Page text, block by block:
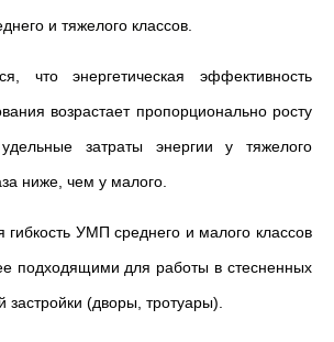
и тяжелого классов.
что энергетическая эффективность
возрастает пропорционально росту
затраты энергии у тяжелого
ниже, чем у малого.
гибкость УМП среднего и малого классов
подходящими для работы в стесненных
застройки (дворы, тротуары).